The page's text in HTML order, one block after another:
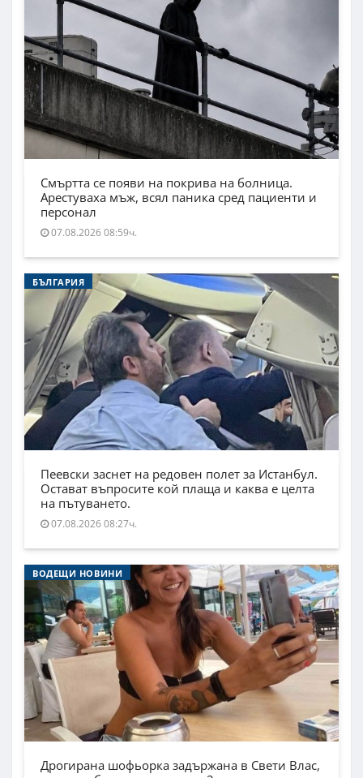
Смъртта се появи на покрива на болница.
Арестуваха мъж, всял паника сред пациенти и
персонал
07.08.2026 08:59ч.
БЪЛГАРИЯ
Пеевски заснет на редовен полет за Истанбул.
Остават въпросите кой плаща и каква е целта
на пътуването.
07.08.2026 08:27ч.
ВОДЕЩИ НОВИНИ
Дрогирана шофьорка задържана в Свети Влас,